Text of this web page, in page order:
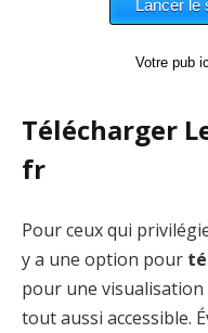
Votre pub
Télécharger
fr
Pour ceux qui
y a une option pour
pour une
tout aussi accessible.